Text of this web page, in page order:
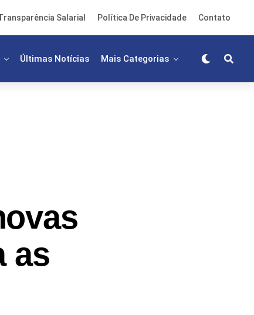
Salarial Política De Privacidade Contato
Últimas Notícias Mais Categorias
as